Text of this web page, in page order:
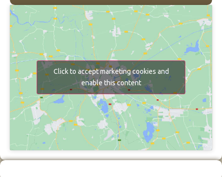
Click to accept marketing cookies and
enable this content